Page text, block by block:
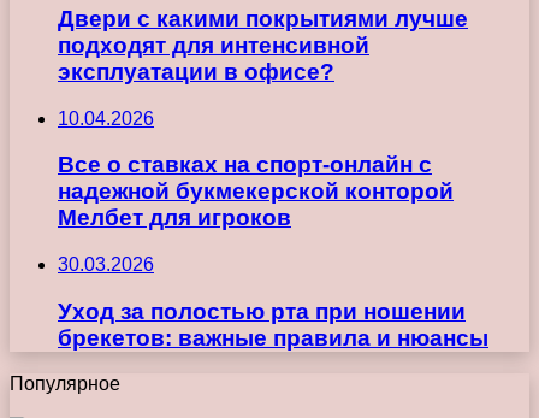
Двери с какими покрытиями лучше
подходят для интенсивной
эксплуатации в офисе?
10.04.2026
Все о ставках на спорт-онлайн с
надежной букмекерской конторой
Мелбет для игроков
30.03.2026
Уход за полостью рта при ношении
брекетов: важные правила и нюансы
Популярное